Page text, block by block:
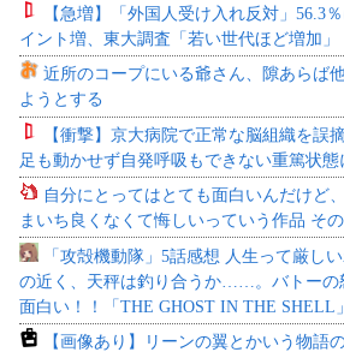
【急増】「外国人受け入れ反対」56.3
イント増、東大調査「若い世代ほど増加」
近所のコープにいる爺さん、隙あらば
ようとする
【衝撃】京大病院で正常な脳組織を誤
足も動かせず自発呼吸もできない重篤状
自分にとってはとても面白いんだけど
まいち良くなくて悔しいっていう作品 そ
「攻殻機動隊」5話感想 人生って厳し
の近く、天秤は釣り合うか……。バトーの
面白い！！「THE GHOST IN THE SHELL」
【画像あり】リーンの翼とかいう物語